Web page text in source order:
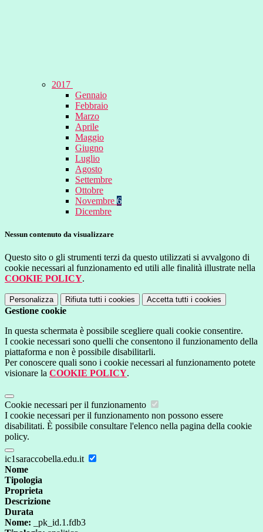
2017
Gennaio
Febbraio
Marzo
Aprile
Maggio
Giugno
Luglio
Agosto
Settembre
Ottobre
Novembre 6
Dicembre
Nessun contenuto da visualizzare
Questo sito o gli strumenti terzi da questo utilizzati si avvalgono di
cookie necessari al funzionamento ed utili alle finalità illustrate nella
COOKIE POLICY.
Personalizza Rifiuta tutti i cookies Accetta tutti i cookies
Gestione cookie
In questa schermata è possibile scegliere quali cookie consentire.
I cookie necessari sono quelli che consentono il funzionamento della
piattaforma e non è possibile disabilitarli.
Per conoscere quali sono i cookie necessari al funzionamento potete
visionare la COOKIE POLICY.
Cookie necessari per il funzionamento
I cookie necessari per il funzionamento non possono essere
disabilitati. È possibile consultare l'elenco nella pagina della cookie
policy.
ic1saraccobella.edu.it
Nome
Tipologia
Proprieta
Descrizione
Durata
Nome: _pk_id.1.fdb3